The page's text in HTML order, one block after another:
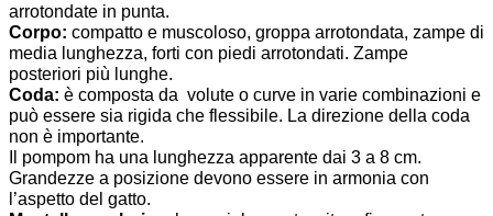
arrotondate in punta.
Corpo: compatto e muscoloso, groppa arrotondata, zampe di
media lunghezza, forti con piedi arrotondati. Zampe
posteriori più lunghe.
Coda: è composta da volute o curve in varie combinazioni e
può essere sia rigida che flessibile. La direzione della coda
non è importante.
Il pompom ha una lunghezza apparente dai 3 a 8 cm.
Grandezze a posizione devono essere in armonia con
l’aspetto del gatto.